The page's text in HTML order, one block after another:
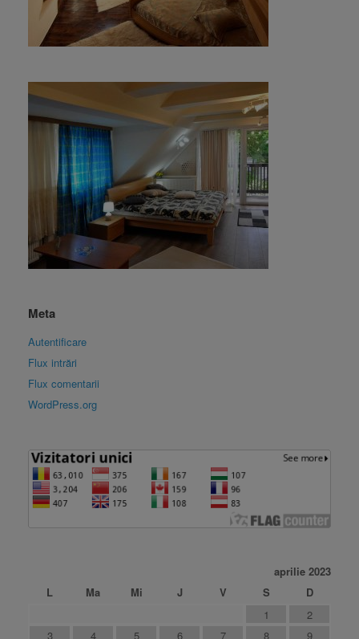
Meta
Autentificare
Flux intrări
Flux comentarii
WordPress.org
aprilie 2023
L
Ma Mi J V S
D
1
2
3
4 5 6 7 8
9